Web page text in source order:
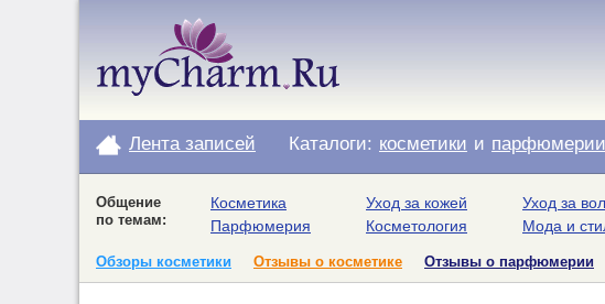
Лента записей Каталоги: косметики и парфюмерии
Общение
по темам:
Косметика
Парфюмерия
Уход за кожей
Косметология
Уход за
Мода и
Обзоры косметики Отзывы о косметике Отзывы о парфюмерии